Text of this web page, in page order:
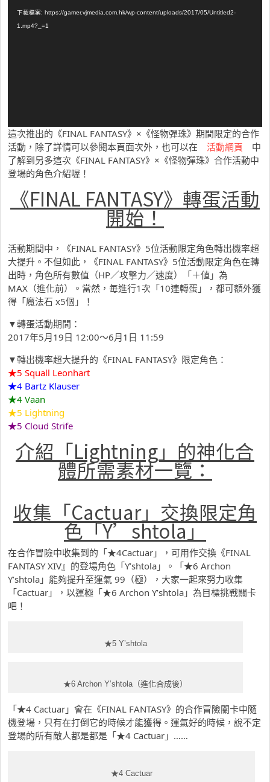
下載檔案: https://gamer.vjmedia.com.hk/wp-content/uploads/2017/05/Untitled2-
1.mp4?_=1
這次推出的《FINAL FANTASY》×《怪物彈珠》期間限定的合作
活動，除了詳情可以參閱本頁面次外，也可以在 活動網頁 中
了解到另多這次《FINAL FANTASY》×《怪物彈珠》合作活動中
登場的角色介紹喔！
《FINAL FANTASY》轉蛋活動
開始！
活動期間中，《FINAL FANTASY》5位活動限定角色轉出機率超
大提升。不但如此，《FINAL FANTASY》5位活動限定角色在轉
出時，角色所有數值（HP／攻撃力／速度）「＋値」為
MAX（進化前）。當然，毎進行1次「10連轉蛋」，都可額外獲
得「魔法石 x5個」！
▼轉蛋活動期間：
2017年5月19日 12:00～6月1日 11:59
▼轉出機率超大提升的《FINAL FANTASY》限定角色：
★5 Squall Leonhart
★4 Bartz Klauser
★4 Vaan
★5 Lightning
★5 Cloud Strife
介紹「Lightning」的神化合
體所需素材一覽：
收集「Cactuar」交換限定角
色「Y’shtola」
在合作冒險中收集到的「★4Cactuar」，可用作交換《FINAL
FANTASY XIV』的登場角色「Y’shtola」。「★6 Archon
Y’shtola」能夠提升至運氣 99（極），大家一起來努力收集
「Cactuar」，以運極「★6 Archon Y’shtola」為目標挑戰關卡
吧！
★5 Y’shtola
★6 Archon Y’shtola（進化合成後）
「★4 Cactuar」會在《FINAL FANTASY》的合作冒險關卡中隨
機登場，只有在打倒它的時候才能獲得。運氣好的時候，說不定
登場的所有敵人都是都是「★4 Cactuar」……
★4 Cactuar